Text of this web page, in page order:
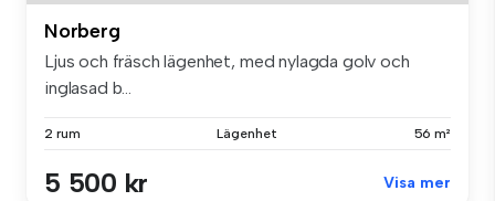
Norberg
Ljus och fräsch lägenhet, med nylagda golv och
inglasad b...
2 rum Lägenhet 56 m²
5 500 kr Visa mer